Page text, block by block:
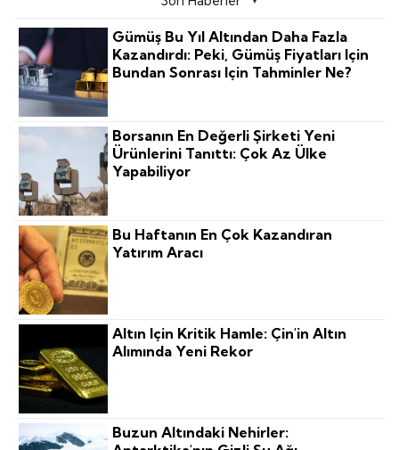
Gümüş Bu Yıl Altından Daha Fazla
Kazandırdı: Peki, Gümüş Fiyatları Için
Bundan Sonrası Için Tahminler Ne?
Borsanın En Değerli Şirketi Yeni
Ürünlerini Tanıttı: Çok Az Ülke
Yapabiliyor
Bu Haftanın En Çok Kazandıran
Yatırım Aracı
Altın Için Kritik Hamle: Çin'in Altın
Alımında Yeni Rekor
Buzun Altındaki Nehirler: